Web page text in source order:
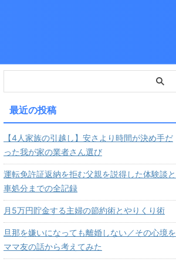
最近の投稿
【4人家族の引越し】安さより時間が決め手だ
った我が家の業者さん選び
運転免許証返納を拒む父親を説得した体験談と
車処分までの全記録
月5万円貯金する主婦の節約術とやりくり術
旦那を嫌いになっても離婚しない／その心境を
ママ友の話から考えてみた